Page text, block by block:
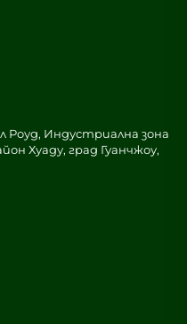
Роуд, Индустриална зона
Хуаду, град Гуанчжоу,